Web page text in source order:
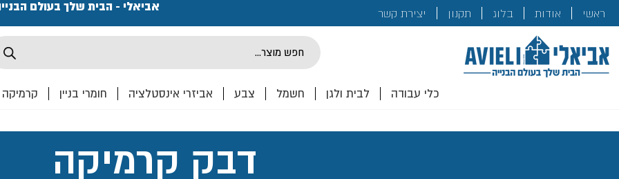
ראשי אודות בלוג תקנון יצירת קשרלכם!
אביאלי - הבית שלך בעולם
Products
search
כלי עבודה לבית ולגן חשמל צבע אביזרי אינסטלציה חומרי בניין קרמיקה
דבק קרמיקה